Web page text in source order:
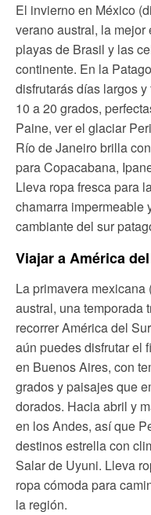
El invierno en México
verano austral, la
playas de Brasil y las
continente. En la
disfrutarás días largos
10 a 20 grados,
Paine, ver el glaciar
Río de Janeiro brilla
para Copacabana,
Lleva ropa fresca para
chamarra impermeable
cambiante del sur
Viajar a América
La primavera mexicana
austral, una temporada
recorrer América del
aún puedes disfrutar el
en Buenos Aires, con
grados y paisajes que
dorados. Hacia abril y
en los Andes, así que
destinos estrella con
Salar de Uyuni. Lleva
ropa cómoda para
la región.